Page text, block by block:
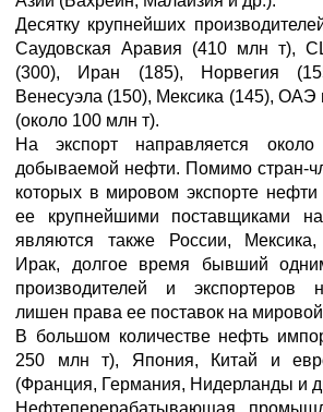
Десятку крупнейших
Саудовская Аравия (410 млн т),
(300), Иран (185), Норвегия
Венесуэла (150), Мексика (145), ОАЭ
(около 100 млн т).
На экспорт направляется
добываемой нефти. Помимо стран-
которых в мировом экспорте нефти
ее крупнейшими поставщиками
являются также России, Мексика,
Ирак, долгое время бывший
производителей и экспортеров
лишен права ее поставок на
В большом количестве нефть
250 млн т), Япония, Китай и
(Франция, Германия, Нидерланды и
Нефтеперерабатывающая